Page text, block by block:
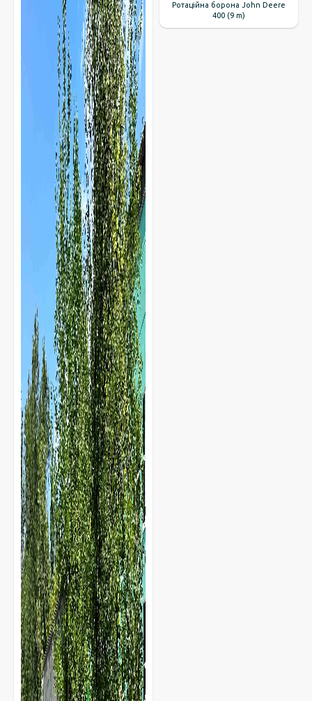
Ротаційна борона John Deere
400 (9 m)